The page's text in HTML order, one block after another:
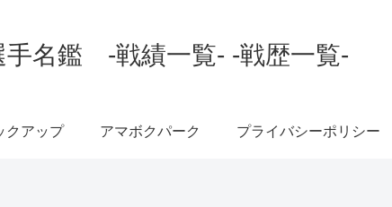
手名鑑 -戦績一覧- -戦歴一覧-
クアップ アマボクパーク プライバシーポリシー